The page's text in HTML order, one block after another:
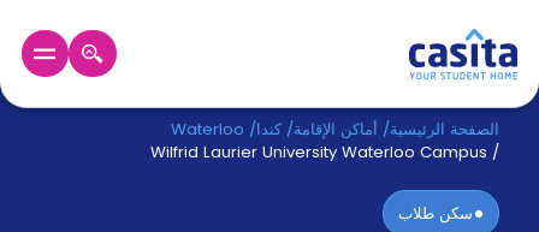
الرئيسية عربي CAD
دخول
الصفحة الرئيسية/ أماكن الإقامة/ كندا/
Waterloo
/
Wilfrid Laurier University Waterloo Campus
سكن طلاب